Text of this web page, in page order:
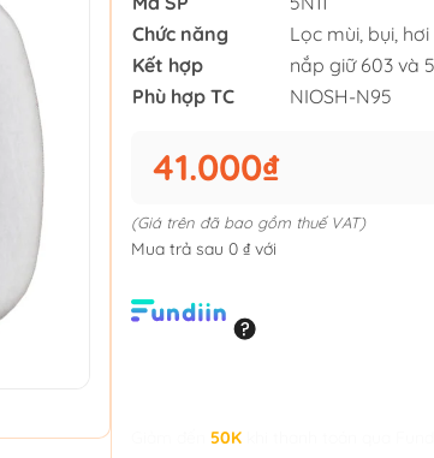
Chức năng
Lọc mùi, bụi,
Kết hợp
nắp giữ 603 và
Phù hợp TC
NIOSH-N95
41.000₫
(Giá trên đã bao gồm thuế VAT)
Mua trả sau 0 ₫ với
50K